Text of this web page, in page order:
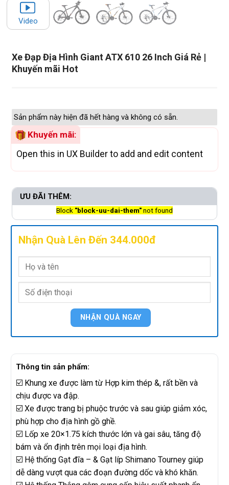
Xe Đạp Địa Hình Giant ATX 610 26 Inch Giá Rẻ |
Khuyến mãi Hot
Video
Sản phẩm này hiện đã hết hàng và không có sẵn.
Khuyến mãi:
Open this in UX Builder to add and edit content
ƯU ĐÃI THÊM:
Block "block-uu-dai-them"not found
Nhận Quà Lên Đến 344.000đ
Thông tin sản phẩm:
☑️ Khung xe được làm từ Hợp kim thép &, rất bền và
chịu được va đập.
☑️ Xe được trang bị phuộc trước và sau giúp giảm xóc,
phù hợp cho địa hình gồ ghề.
☑️ Lốp xe 20×1.75 kích thước lớn và gai sâu, tăng độ
bám và ổn định trên mọi loại địa hình.
☑️ Hệ thống Gạt đĩa – & Gạt líp Shimano Tourney giúp
dễ dàng vượt qua các đoạn đường dốc và khó khăn.